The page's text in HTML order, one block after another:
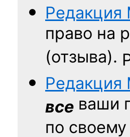
Редакция
право на
(отзыва).
Редакция
все ваши
по